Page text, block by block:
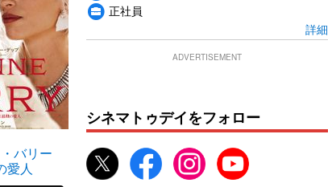
バリー
愛人
私の大嫌いな弟へ ブラザ
ー＆シスター
正社員
詳細
ADVERTISEMENT
シネマトゥデイをフォロー